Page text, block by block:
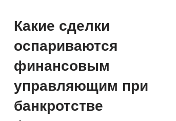
Какие сделки
оспариваются
финансовым
управляющим при
банкротстве